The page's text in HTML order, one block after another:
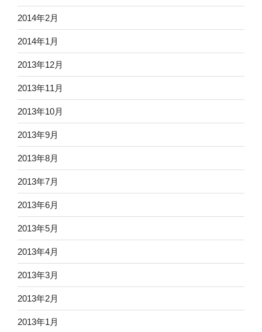
2014年2月
2014年1月
2013年12月
2013年11月
2013年10月
2013年9月
2013年8月
2013年7月
2013年6月
2013年5月
2013年4月
2013年3月
2013年2月
2013年1月